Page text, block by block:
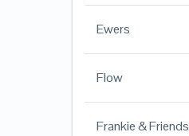
Ewers
Flow
Frankie & Friends